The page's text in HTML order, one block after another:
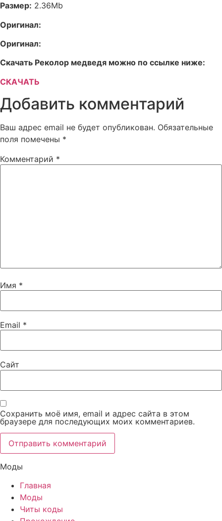
Размер: 2.36Mb
Оригинал:
Оригинал:
Скачать Реколор медведя можно по ссылке ниже:
СКАЧАТЬ
Добавить комментарий
Ваш адрес email не будет опубликован. Обязательные
поля помечены *
Комментарий *
Имя *
Email *
Сайт
Сохранить моё имя, email и адрес сайта в этом
браузере для последующих моих комментариев.
Моды
Главная
Моды
Читы коды